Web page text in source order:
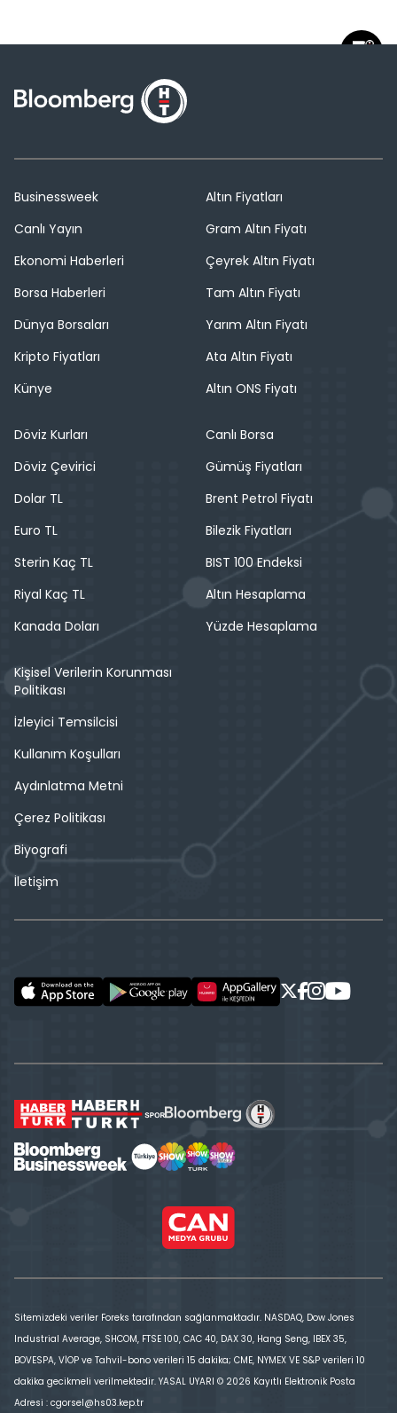
Businessweek
Canlı Yayın
Ekonomi Haberleri
Borsa Haberleri
Dünya Borsaları
Kripto Fiyatları
Künye
Altın Fiyatları
Gram Altın Fiyatı
Çeyrek Altın Fiyatı
Tam Altın Fiyatı
Yarım Altın Fiyatı
Ata Altın Fiyatı
Altın ONS Fiyatı
Döviz Kurları
Döviz Çevirici
Dolar TL
Euro TL
Sterin Kaç TL
Riyal Kaç TL
Kanada Doları
Canlı Borsa
Gümüş Fiyatları
Brent Petrol Fiyatı
Bilezik Fiyatları
BIST 100 Endeksi
Altın Hesaplama
Yüzde Hesaplama
Kişisel Verilerin Korunması
Politikası
İzleyici Temsilcisi
Kullanım Koşulları
Aydınlatma Metni
Çerez Politikası
Biyografi
İletişim
Sitemizdeki veriler Foreks tarafından sağlanmaktadır. NASDAQ, Dow Jones
Industrial Average, SHCOM, FTSE 100, CAC 40, DAX 30, Hang Seng, IBEX 35,
BOVESPA, VİOP ve Tahvil-bono verileri 15 dakika; CME, NYMEX VE S&P verileri 10
dakika gecikmeli verilmektedir. YASAL UYARI © 2026 Kayıtlı Elektronik Posta
Adresi : cgorsel@hs03.kep.tr